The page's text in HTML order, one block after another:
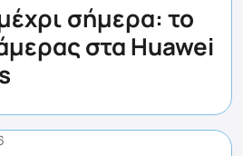
σήμερα: το
στα Huawei